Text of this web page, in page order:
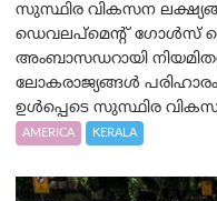
സുസ്ഥിര വികസന
ഡെവലപ്‌മെന്റ് ഗോൾസ്
അംബാസഡറായി
ലോകരാജ്യങ്ങൾ
ഉൾപ്പെടെ സുസ്ഥിര
AMERICA KERALA